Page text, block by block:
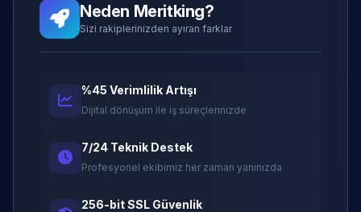
Neden Meritking?
Sizi rakiplerinizden ayıran farklar
%45 Verimlilik Artışı
Dijital dönüşüm ile iş süreçlerinizde
7/24 Teknik Destek
Profesyonel ekibimiz her zaman yanınızda
256-bit SSL Güvenlik